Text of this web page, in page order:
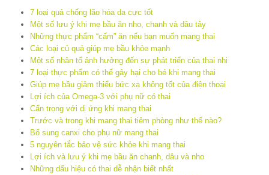
7 loại quả chống lão hóa da cực tốt
Một số lưu ý khi mẹ bầu ăn nho, chanh và dâu tây
Những thực phẩm “cấm” ăn nếu bạn muốn mang thai
Các loại củ quả giúp mẹ bầu khỏe mạnh
Một số nhân tố ảnh hưởng đến sự phát triển của thai nhi
7 loại thực phẩm có thể gây hại cho bé khi mang thai
Giúp mẹ bầu giảm thiểu bức xạ không tốt của điện thoại
Lợi ích của Omega-3 với phụ nữ có thai
Cẩn trọng với dị ứng khi mang thai
Trước và trong khi mang thai tiêm phòng như thế nào?
Bổ sung canxi cho phụ nữ mang thai
5 nguyên tắc bảo vệ sức khỏe khi mang thai
Lợi ích và lưu ý khi mẹ bầu ăn chanh, dâu và nho
Những dấu hiệu có thai dễ nhận biết nhất